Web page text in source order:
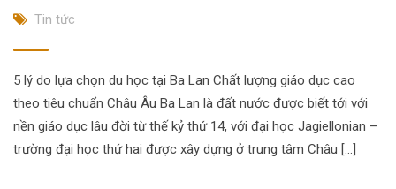
Tin tức
5 lý do lựa chọn du học tại Ba Lan Chất lượng giáo dục cao
theo tiêu chuẩn Châu Âu Ba Lan là đất nước được biết tới với
nền giáo dục lâu đời từ thế kỷ thứ 14, với đại học Jagiellonian –
trường đại học thứ hai được xây dựng ở trung tâm Châu […]